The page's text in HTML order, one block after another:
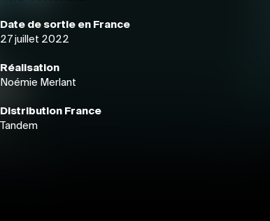
Date de sortie en France
27 juillet 2022
Réalisation
Noémie Merlant
Distribution France
Tandem